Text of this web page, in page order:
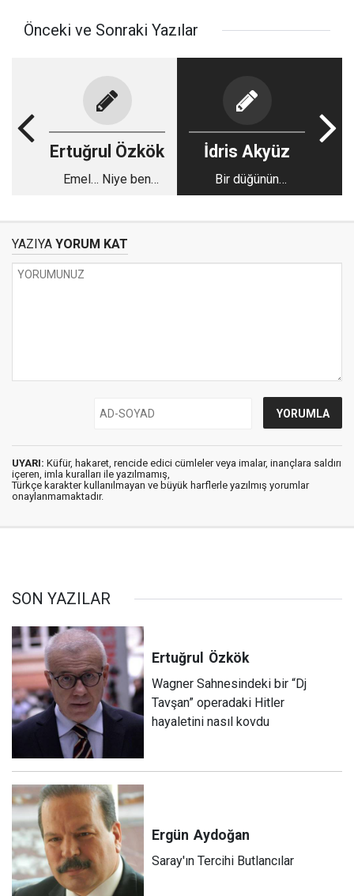
Önceki ve Sonraki Yazılar
Ertuğrul Özkök
Emel… Niye ben
hissediyorum?
İdris Akyüz
Bir düğünün
anatomisi !
YAZIYA YORUM KAT
UYARI: Küfür, hakaret, rencide edici cümleler veya imalar, inançlara saldırı
içeren, imla kuralları ile yazılmamış,
Türkçe karakter kullanılmayan ve büyük harflerle yazılmış yorumlar
onaylanmamaktadır.
SON YAZILAR
Ertuğrul Özkök
Wagner Sahnesindeki bir “Dj
Tavşan” operadaki Hitler
hayaletini nasıl kovdu
Ergün Aydoğan
Saray'ın Tercihi Butlancılar